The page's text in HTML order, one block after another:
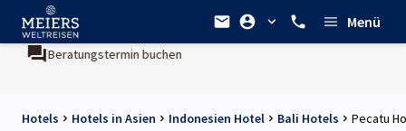
Menü
Beratungstermin buchen
Hotels Hotels in Asien Indonesien Hotel Bali Hotels Pecatu